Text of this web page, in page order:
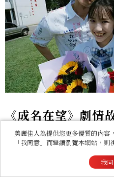
《成名在望》劇情
《成名在望》劇情講述三
（李國毅飾演）、魏欣妤
冠豪（姚淳耀飾演），因
美麗佳人為提供您更多優質的內容
「我同意」而繼續瀏覽本網站，則
我